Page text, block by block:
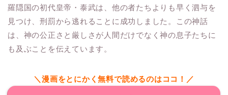
羅隠国の初代皇帝・泰武は、他の者たちよりも早く泗与を
見つけ、刑罰から逃れることに成功しました。この神話
は、神の公正さと厳しさが人間だけでなく神の息子たちに
も及ぶことを伝えています。
＼漫画をとにかく無料で読めるのはココ！／